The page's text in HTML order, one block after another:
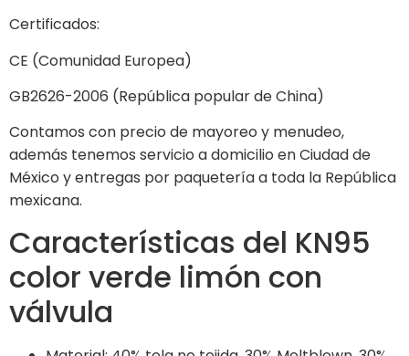
Certificados:
CE (Comunidad Europea)
GB2626-2006 (República popular de China)
Contamos con precio de mayoreo y menudeo,
además tenemos servicio a domicilio en Ciudad de
México y entregas por paquetería a toda la República
mexicana.
Características del KN95
color verde limón con
válvula